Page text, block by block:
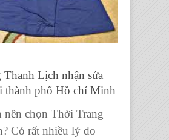
Thanh Lịch nhận sửa
thành phố Hồ chí Minh
nên chọn Thời Trang
Có rất nhiều lý do